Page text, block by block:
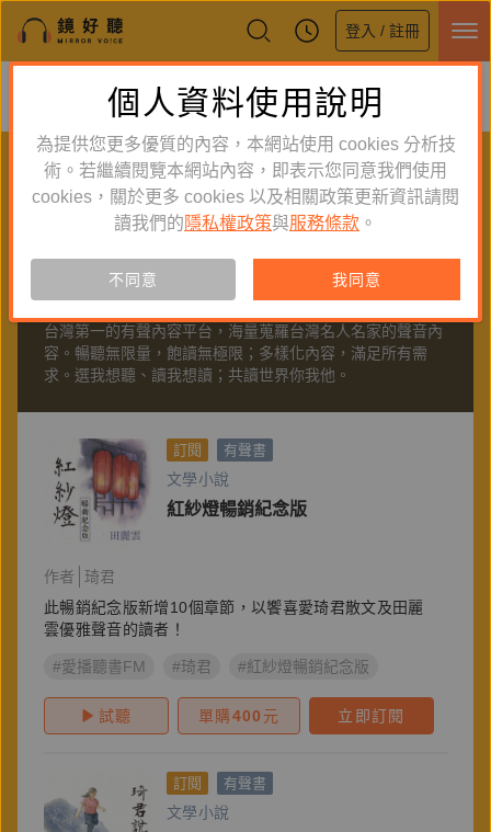
登入 / 註冊
鏡好聽全新APP上線
體驗全面升級，即刻下載
PUBLISHER
愛播聽書FM
台灣第一的有聲內容平台，海量蒐羅台灣名人名家的聲音內
容。暢聽無限量，飽讀無極限；多樣化內容，滿足所有需
求。選我想聽、讀我想讀；共讀世界你我他。
訂閱 有聲書
文學小說
紅紗燈暢銷紀念版
作者
琦君
此暢銷紀念版新增10個章節，以饗喜愛琦君散文及田麗
雲優雅聲音的讀者！
#愛播聽書FM #琦君 #紅紗燈暢銷紀念版
試聽 單購400 元 立即訂閱
訂閱 有聲書
文學小說
個人資料使用說明
為提供您更多優質的內容，本網站使用 cookies 分析技
術。若繼續閱覽本網站內容，即表示您同意我們使用
cookies，關於更多 cookies 以及相關政策更新資訊請閱
讀我們的 隱私權政策與服務條款 。
不同意 我同意